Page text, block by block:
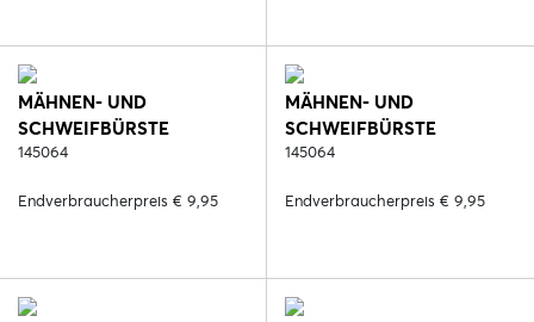
MÄHNEN- UND
SCHWEIFBÜRSTE
DIAMANT, VE = 5 STÜCK -
145064
Endverbraucherpreis € 9,95
MÄHNEN- UND
SCHWEIFBÜRSTE
DIAMANT, VE = 5 STÜCK -
145064
Endverbraucherpreis € 9,95